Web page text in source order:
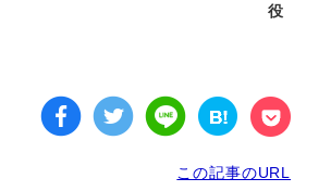
役
この記事のURL